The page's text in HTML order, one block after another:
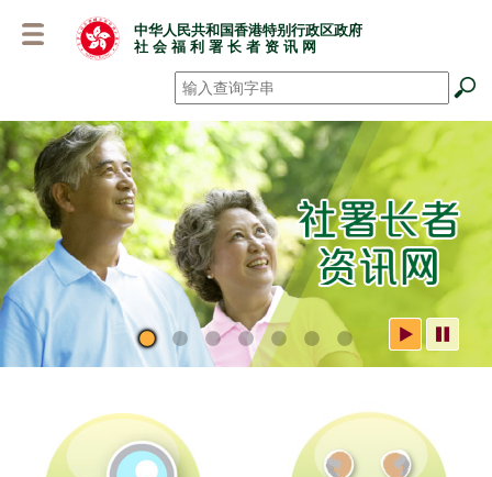
容
中华人民共和国香港特别行政区政府
社 会 福 利 署 长 者 资 讯 网
搜寻 *
社署长者资讯网